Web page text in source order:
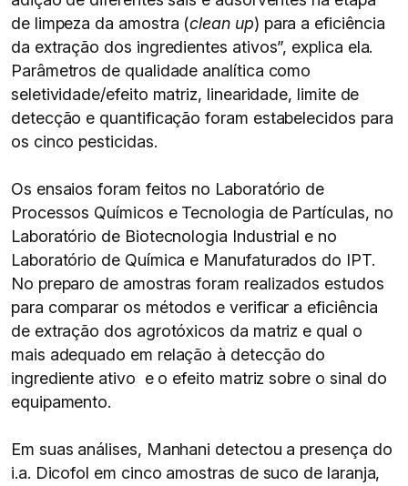
de limpeza da amostra (clean up) para a eficiência
da extração dos ingredientes ativos”, explica ela.
Parâmetros de qualidade analítica como
seletividade/efeito matriz, linearidade, limite de
detecção e quantificação foram estabelecidos para
os cinco pesticidas.
Os ensaios foram feitos no Laboratório de
Processos Químicos e Tecnologia de Partículas, no
Laboratório de Biotecnologia Industrial e no
Laboratório de Química e Manufaturados do IPT.
No preparo de amostras foram realizados estudos
para comparar os métodos e verificar a eficiência
de extração dos agrotóxicos da matriz e qual o
mais adequado em relação à detecção do
ingrediente ativo e o efeito matriz sobre o sinal do
equipamento.
Em suas análises, Manhani detectou a presença do
i.a. Dicofol em cinco amostras de suco de laranja,